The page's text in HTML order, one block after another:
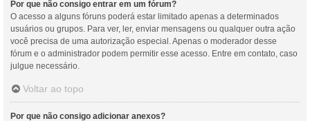
Por que não consigo entrar em um fórum?
O acesso a alguns fóruns poderá estar limitado apenas a determinados
usuários ou grupos. Para ver, ler, enviar mensagens ou qualquer outra ação
você precisa de uma autorização especial. Apenas o moderador desse
fórum e o administrador podem permitir esse acesso. Entre em contato, caso
julgue necessário.
Voltar ao topo
Por que não consigo adicionar anexos?